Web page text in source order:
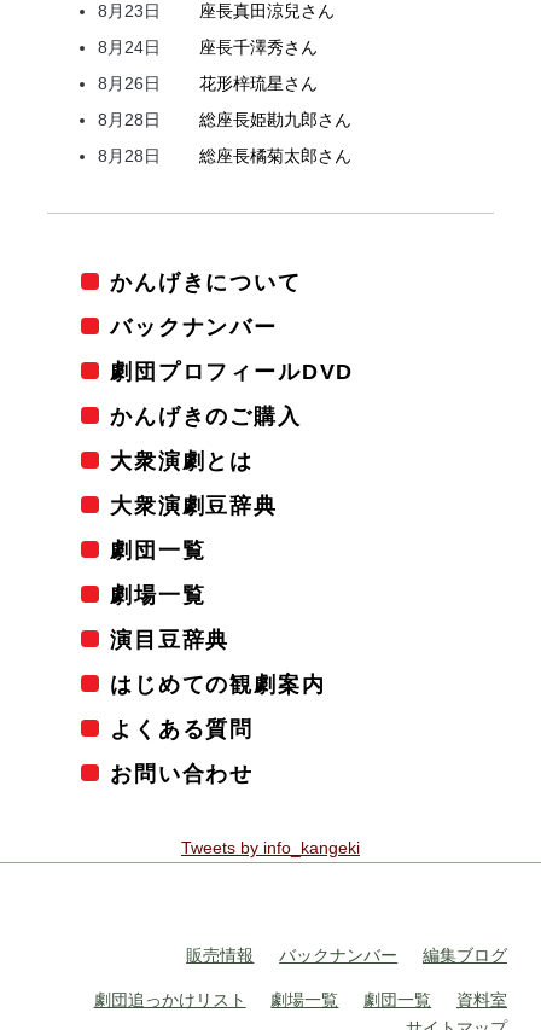
8月23日
座長真田涼兒さん
8月24日
座長千澤秀さん
8月26日
花形梓琉星さん
8月28日
総座長姫勘九郎さん
8月28日
総座長橘菊太郎さん
かんげきについて
バックナンバー
劇団プロフィールDVD
かんげきのご購入
大衆演劇とは
大衆演劇豆辞典
劇団一覧
劇場一覧
演目豆辞典
はじめての観劇案内
よくある質問
お問い合わせ
Tweets by info_kangeki
販売情報 バックナンバー 編集ブログ
劇団追っかけリスト 劇場一覧 劇団一覧
資料室